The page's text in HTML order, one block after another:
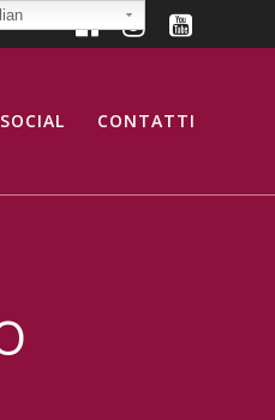
SOCIAL CONTATTI